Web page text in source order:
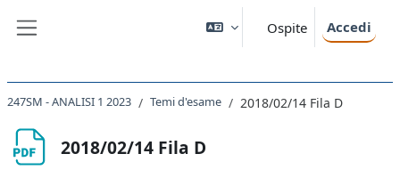
Ospite Accedi
247SM - ANALISI 1 2023 Temi d'esame 2018/02/14 Fila D
2018/02/14 Fila D